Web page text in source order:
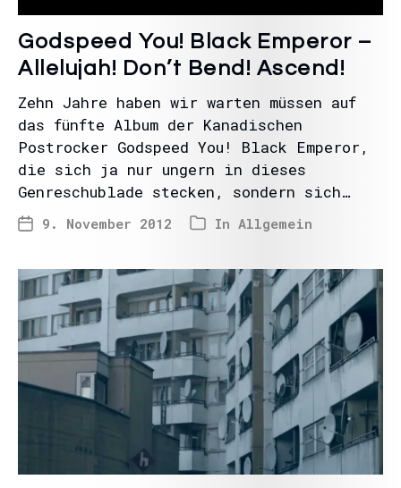
Godspeed You! Black Emperor –
Allelujah! Don’t Bend! Ascend!
Zehn Jahre haben wir warten müssen auf
das fünfte Album der Kanadischen
Postrocker Godspeed You! Black Emperor,
die sich ja nur ungern in dieses
Genreschublade stecken, sondern sich…
9. November 2012 In Allgemein